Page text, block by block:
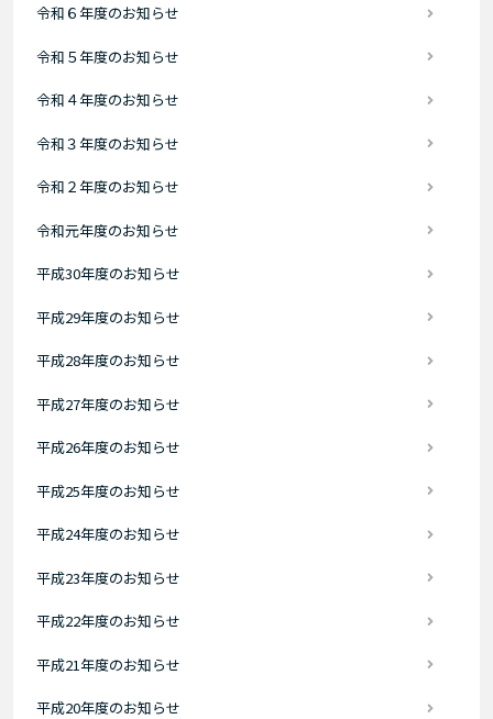
令和６年度のお知らせ
令和５年度のお知らせ
令和４年度のお知らせ
令和３年度のお知らせ
令和２年度のお知らせ
令和元年度のお知らせ
平成30年度のお知らせ
平成29年度のお知らせ
平成28年度のお知らせ
平成27年度のお知らせ
平成26年度のお知らせ
平成25年度のお知らせ
平成24年度のお知らせ
平成23年度のお知らせ
平成22年度のお知らせ
平成21年度のお知らせ
平成20年度のお知らせ